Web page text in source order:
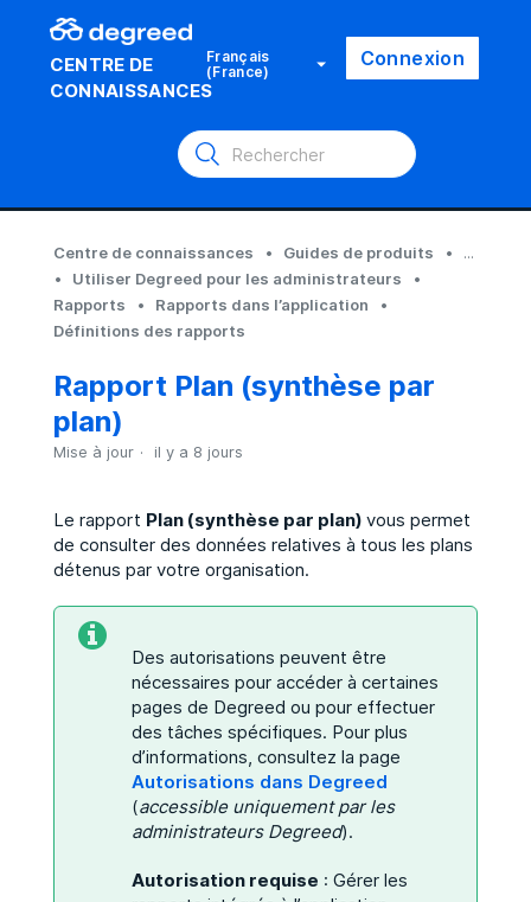
CENTRE DE
CONNAISSANCES
Français
(France) Connexion
Centre de connaissances Guides de produits
...
Utiliser Degreed pour les administrateurs
Rapports
Rapports dans l’application
Définitions des rapports
Rapport Plan (synthèse par
plan)
Mise à jour il y a 8 jours
Le rapport Plan (synthèse par plan)vous permet
de consulter des données relatives à tous les plans
détenus par votre organisation.
Des autorisations peuvent être
nécessaires pour accéder à certaines
pages de Degreed ou pour effectuer
des tâches spécifiques. Pour plus
d’informations, consultez la page
Autorisations dans Degreed
(accessible uniquement par les
administrateurs Degreed).
Autorisation requise : Gérer les